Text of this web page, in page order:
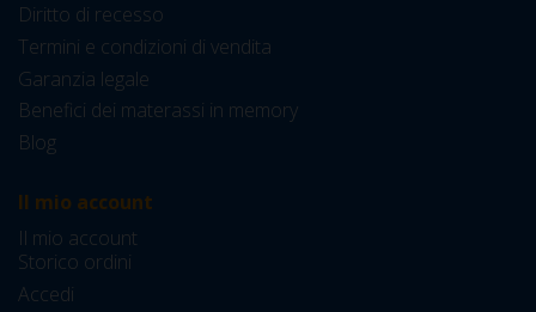
Diritto di recesso
Termini e condizioni di vendita
Garanzia legale
Benefici dei materassi in memory
Blog
Il mio account
Il mio account
Storico ordini
Accedi